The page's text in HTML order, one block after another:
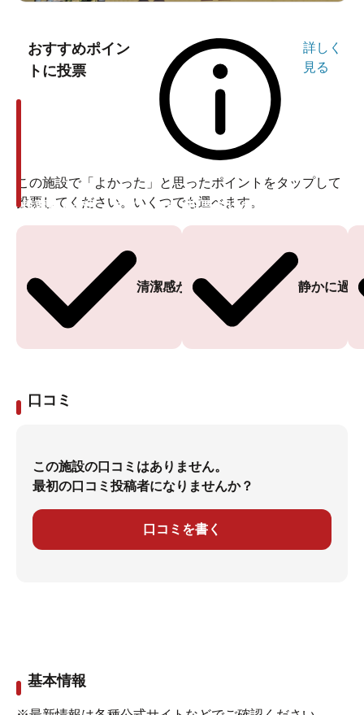
おすすめポイン
トに投票
詳しく
見る
この施設で「よかった」と思ったポイントをタップして
投票してください。いくつでも選べます。
清潔感がある
投票ありがとうございます
静かに過
投票ありがとうございます
口コミ
この施設の口コミはありません。
最初の口コミ投稿者になりませんか？
口コミを書く
基本情報